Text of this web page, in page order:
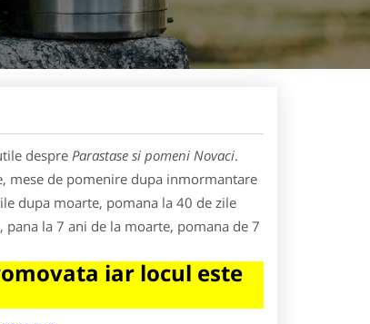
despre Parastase si pomeni Novaci.
mese de pomenire dupa inmormantare
dupa moarte, pomana la 40 de zile
la 7 ani de la moarte, pomana de 7
iar locul este